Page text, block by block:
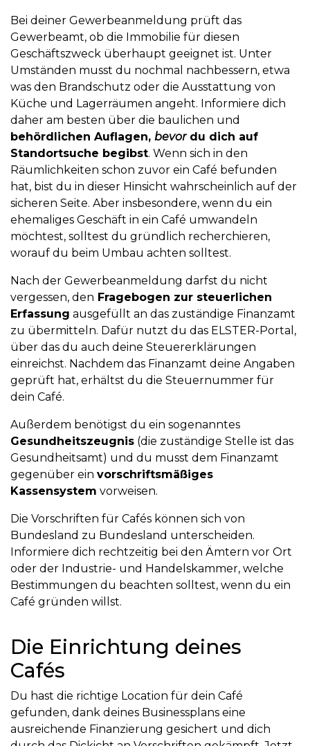
Bei deiner Gewerbeanmeldung prüft das
Gewerbeamt, ob die Immobilie für diesen
Geschäftszweck überhaupt geeignet ist. Unter
Umständen musst du nochmal nachbessern, etwa
was den Brandschutz oder die Ausstattung von
Küche und Lagerräumen angeht. Informiere dich
daher am besten über die baulichen und
behördlichen Auflagen, bevordu dich auf
Standortsuche begibst. Wenn sich in den
Räumlichkeiten schon zuvor ein Café befunden
hat, bist du in dieser Hinsicht wahrscheinlich auf der
sicheren Seite. Aber insbesondere, wenn du ein
ehemaliges Geschäft in ein Café umwandeln
möchtest, solltest du gründlich recherchieren,
worauf du beim Umbau achten solltest.
Nach der Gewerbeanmeldung darfst du nicht
vergessen, den Fragebogen zur steuerlichen
Erfassung ausgefüllt an das zuständige Finanzamt
zu übermitteln. Dafür nutzt du das ELSTER-Portal,
über das du auch deine Steuererklärungen
einreichst. Nachdem das Finanzamt deine Angaben
geprüft hat, erhältst du die Steuernummer für
dein Café.
Außerdem benötigst du ein sogenanntes
Gesundheitszeugnis (die zuständige Stelle ist das
Gesundheitsamt) und du musst dem Finanzamt
gegenüber ein vorschriftsmäßiges
Kassensystem vorweisen.
Die Vorschriften für Cafés können sich von
Bundesland zu Bundesland unterscheiden.
Informiere dich rechtzeitig bei den Ämtern vor Ort
oder der Industrie- und Handelskammer, welche
Bestimmungen du beachten solltest, wenn du ein
Café gründen willst.
Die Einrichtung deines
Cafés
Du hast die richtige Location für dein Café
gefunden, dank deines Businessplans eine
ausreichende Finanzierung gesichert und dich